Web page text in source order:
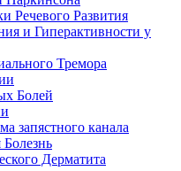
Речевого Развития
и Гиперактивности у
Тремора
Болей
запястного канала
Дерматита